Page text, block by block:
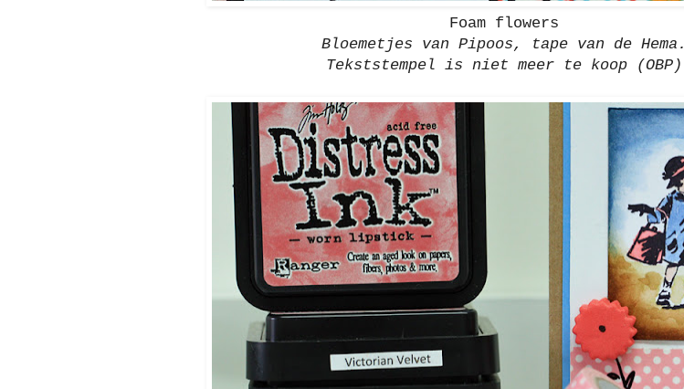
Foam flowers
Bloemetjes van Pipoos, tape van de Hema.
Tekststempel is niet meer te koop (OBP)